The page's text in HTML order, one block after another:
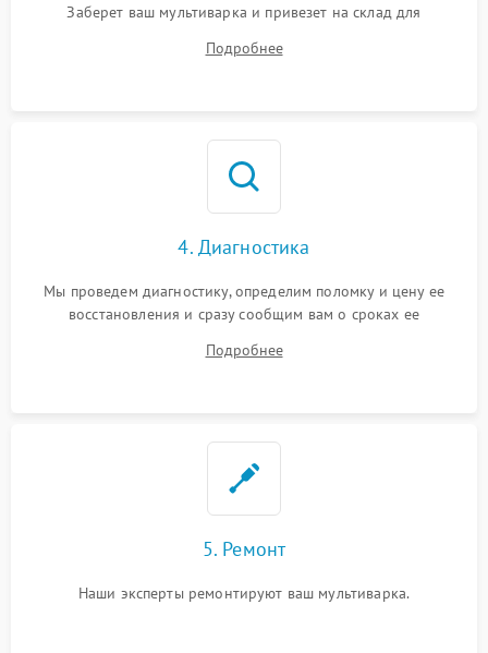
Заберет ваш мультиварка и привезет на склад для
Подробнее
4. Диагностика
Мы проведем диагностику, определим поломку и цену ее
восстановления и сразу сообщим вам о сроках ее
Подробнее
5. Ремонт
Наши эксперты ремонтируют ваш мультиварка.